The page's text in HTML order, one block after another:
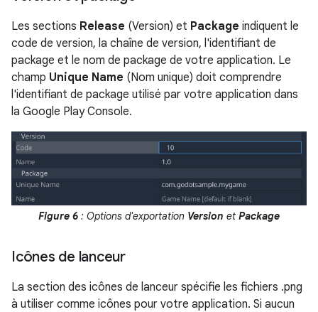
Les sections Release (Version) et Package indiquent le
code de version, la chaîne de version, l'identifiant de
package et le nom de package de votre application. Le
champ Unique Name (Nom unique) doit comprendre
l'identifiant de package utilisé par votre application dans
la Google Play Console.
Figure 6 : Options d'exportation Version et Package
Icônes de lanceur
La section des icônes de lanceur spécifie les fichiers .png
à utiliser comme icônes pour votre application. Si aucun